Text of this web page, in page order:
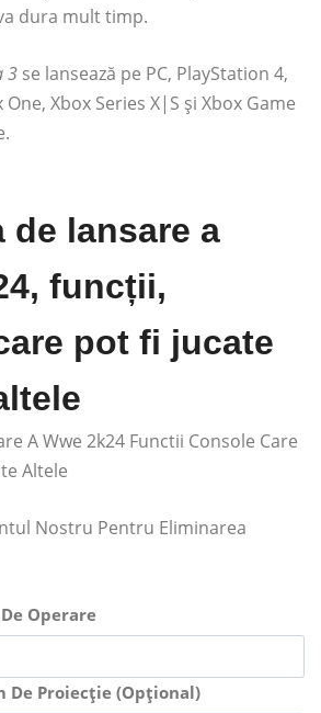
dura mult timp.
3 se lansează pe PC, PlayStation 4,
Xbox Series X|S și Xbox Game
de lansare a
funcții,
pot fi jucate
A Wwe 2k24 Functii Console Care
Altele
Nostru Pentru Eliminarea
Operare
De Proiecție (Opțional)